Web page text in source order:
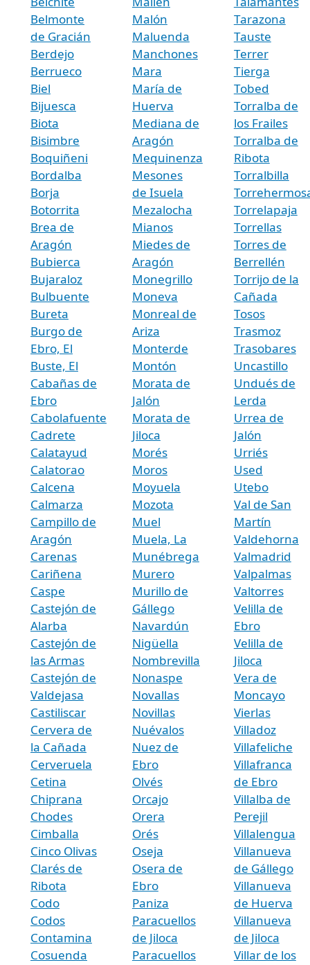
Belmonte
de Gracián
Berdejo
Berrueco
Biel
Bijuesca
Biota
Bisimbre
Boquiñeni
Bordalba
Borja
Botorrita
Brea de
Aragón
Bubierca
Bujaraloz
Bulbuente
Bureta
Burgo de
Ebro, El
Buste, El
Cabañas de
Ebro
Cabolafuente
Cadrete
Calatayud
Calatorao
Calcena
Calmarza
Campillo de
Aragón
Carenas
Cariñena
Caspe
Castejón de
Alarba
Castejón de
las Armas
Castejón de
Valdejasa
Castiliscar
Cervera de
la Cañada
Cerveruela
Cetina
Chiprana
Chodes
Cimballa
Cinco Olivas
Clarés de
Ribota
Codo
Codos
Contamina
Cosuenda
Malón
Maluenda
Manchones
Mara
María de
Huerva
Mediana de
Aragón
Mequinenza
Mesones
de Isuela
Mezalocha
Mianos
Miedes de
Aragón
Monegrillo
Moneva
Monreal de
Ariza
Monterde
Montón
Morata de
Jalón
Morata de
Jiloca
Morés
Moros
Moyuela
Mozota
Muel
Muela, La
Munébrega
Murero
Murillo de
Gállego
Navardún
Nigüella
Nombrevilla
Nonaspe
Novallas
Novillas
Nuévalos
Nuez de
Ebro
Olvés
Orcajo
Orera
Orés
Oseja
Osera de
Ebro
Paniza
Paracuellos
de Jiloca
Paracuellos
Tarazona
Tauste
Terrer
Tierga
Tobed
Torralba de
los Frailes
Torralba de
Ribota
Torralbilla
Torrelapaja
Torrellas
Torres de
Berrellén
Torrijo de la
Cañada
Tosos
Trasmoz
Trasobares
Uncastillo
Undués de
Lerda
Urrea de
Jalón
Urriés
Used
Utebo
Val de San
Martín
Valdehorna
Valmadrid
Valpalmas
Valtorres
Velilla de
Ebro
Velilla de
Jiloca
Vera de
Moncayo
Vierlas
Villadoz
Villafeliche
Villafranca
de Ebro
Villalba de
Perejil
Villalengua
Villanueva
de Gállego
Villanueva
de Huerva
Villanueva
de Jiloca
Villar de los